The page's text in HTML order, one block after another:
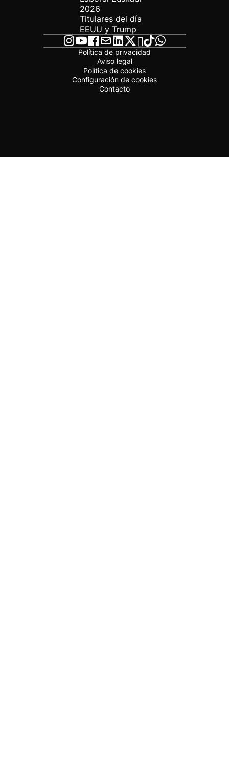
2026
Titulares del día
EEUU y Trump
Política de privacidad
Aviso legal
Política de cookies
Configuración de cookies
Contacto